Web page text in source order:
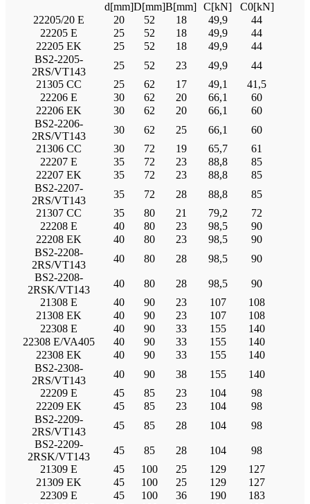
d[mm]D[mm]B[mm] C[kN]
C0[kN]
22205/20 E
20 52 18 49,9
44
22205 E
25 52 18 49,9
44
22205 EK
25 52 18 49,9
44
BS2-2205-
2RS/VT143
25 52 23 49,9
44
21305 CC
25 62 17 49,1
41,5
22206 E
30 62 20 66,1
60
22206 EK
30 62 20 66,1
60
BS2-2206-
2RS/VT143
30 62 25 66,1
60
21306 CC
30 72 19 65,7
61
22207 E
35 72 23 88,8
85
22207 EK
35 72 23 88,8
85
BS2-2207-
2RS/VT143
35 72 28 88,8
85
21307 CC
35 80 21 79,2
72
22208 E
40 80 23 98,5
90
22208 EK
40 80 23 98,5
90
BS2-2208-
2RS/VT143
40 80 28 98,5
90
BS2-2208-
2RSK/VT143
40 80 28 98,5
90
21308 E
40 90 23 107
108
21308 EK
40 90 23 107
108
22308 E
40 90 33 155
140
22308 E/VA405
40 90 33 155
140
22308 EK
40 90 33 155
140
BS2-2308-
2RS/VT143
40 90 38 155
140
22209 E
45 85 23 104
98
22209 EK
45 85 23 104
98
BS2-2209-
2RS/VT143
45 85 28 104
98
BS2-2209-
2RSK/VT143
45 85 28 104
98
21309 E
45 100 25 129
127
21309 EK
45 100 25 129
127
22309 E
45 100 36 190
183